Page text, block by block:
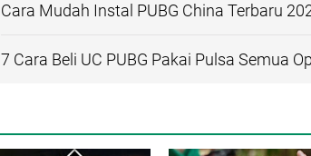
Cara Mudah Instal PUBG China Terbaru
7 Cara Beli UC PUBG Pakai Pulsa Semua